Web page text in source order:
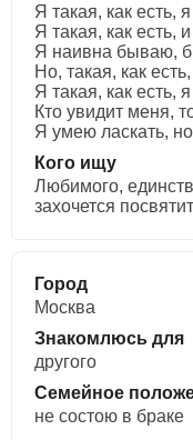
Я такая, как есть,
Я такая, как есть,
Я наивна бываю,
Но, такая, как
Я такая, как есть,
Кто увидит меня,
Я умею ласкать,
Кого ищу
Любимого,
захочется
Город
Москва
Знакомлюсь для
другого
Семейное
не состою в браке